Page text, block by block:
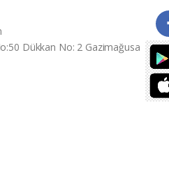
Dükkan No: 2 Gazimağusa